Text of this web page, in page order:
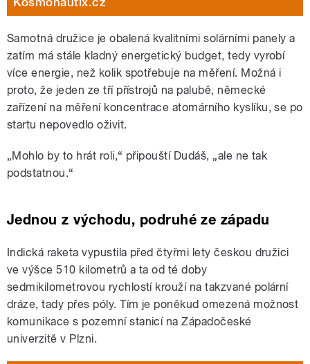
Samotná družice je obalená kvalitními solárními panely a
zatím má stále kladný energetický budget, tedy vyrobí
více energie, než kolik spotřebuje na měření. Možná i
proto, že jeden ze tří přístrojů na palubě, německé
zařízení na měření koncentrace atomárního kyslíku, se po
startu nepovedlo oživit.
„Mohlo by to hrát roli,“ připouští Dudáš, „ale ne tak
podstatnou.“
Jednou z východu, podruhé ze západu
Indická raketa vypustila před čtyřmi lety českou družici
ve výšce 510 kilometrů a ta od té doby
sedmikilometrovou rychlostí krouží na takzvané polární
dráze, tady přes póly. Tím je poněkud omezená možnost
komunikace s pozemní stanicí na Západočeské
univerzitě v Plzni.